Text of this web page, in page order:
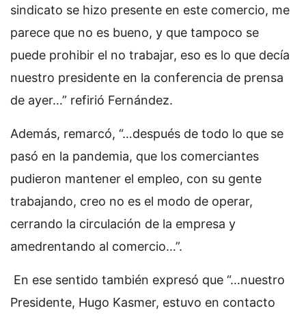
sindicato se hizo presente en este comercio, me
parece que no es bueno, y que tampoco se
puede prohibir el no trabajar, eso es lo que decía
nuestro presidente en la conferencia de prensa
de ayer…” refirió Fernández.
Además, remarcó, “…después de todo lo que se
pasó en la pandemia, que los comerciantes
pudieron mantener el empleo, con su gente
trabajando, creo no es el modo de operar,
cerrando la circulación de la empresa y
amedrentando al comercio…”.
En ese sentido también expresó que “…nuestro
Presidente, Hugo Kasmer, estuvo en contacto